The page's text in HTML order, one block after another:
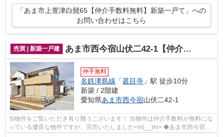
「あま市上萱津白髭65【仲介手数料無料】新築一戸て」への
お問い合わせはこちら
売買 | 新築一戸建 あま市西今宿山伏二42-1【仲介手数料無料】新築一戸建て
仲手無料
名鉄津島線 「甚目寺 」駅 徒歩10分
新築 / 2階建
愛知県あま市西今宿山伏二42-1
当物件をご覧いただき有り難うございます！ 当物件は仲介手数料が無料にな
っている優良な物件ですが、完売いたしました<m(__)m> ◆あま市西今宿山
伏二でのマイホーム購入で費...